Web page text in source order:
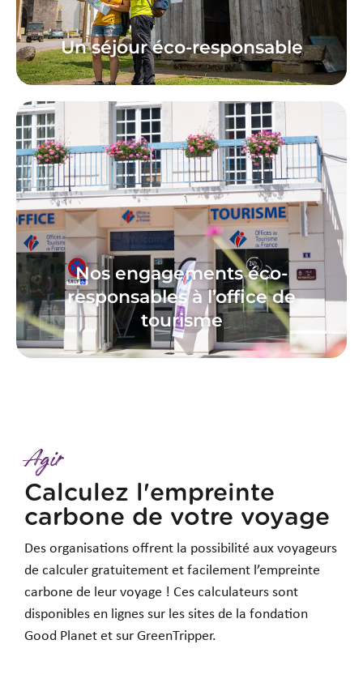
Un séjour éco-responsable
Nos engagements éco-
responsables à l’office de
tourisme
Agir
Calculez l'empreinte
carbone de votre voyage
Des organisations offrent la possibilité aux voyageurs
de calculer gratuitement et facilement l’empreinte
carbone de leur voyage ! Ces calculateurs sont
disponibles en lignes sur les sites de la fondation
Good Planet et sur GreenTripper.